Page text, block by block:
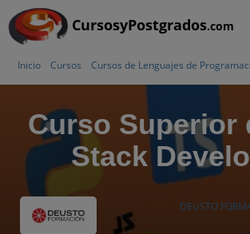
CursosyPostgrados.com
Inicio Cursos Cursos de Lenguajes de
Curso Superior
Stack
DEUSTO